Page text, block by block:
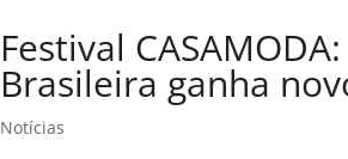
Festival
Brasileira ganha
Notícias